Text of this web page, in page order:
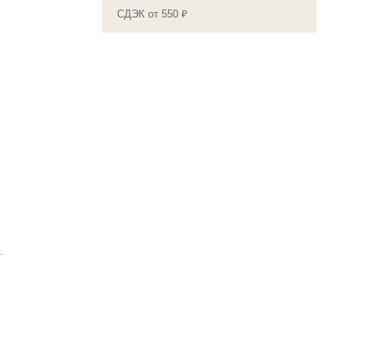
СДЭК от 550 ₽